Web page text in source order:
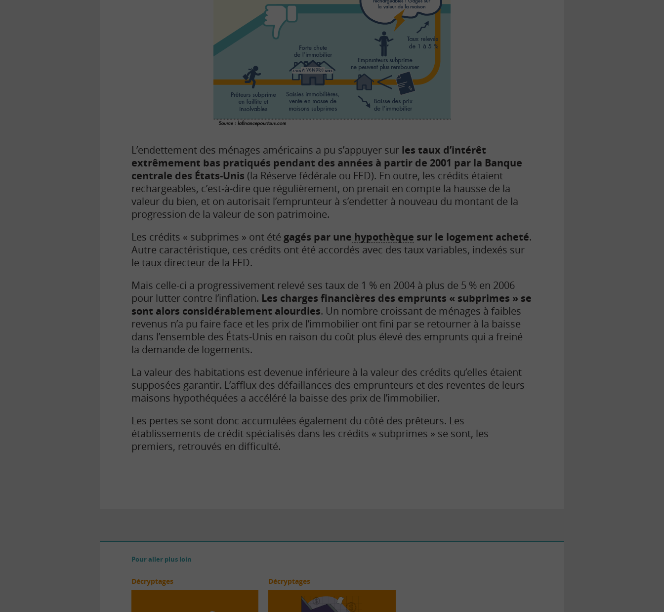
L’endettement des ménages américains a pu s’appuyer sur les taux d’intérêt
extrêmement bas pratiqués pendant des années à partir de 2001 par la Banque
centrale des États-Unis (la Réserve fédérale ou FED). En outre, les crédits étaient
rechargeables, c’est-à-dire que régulièrement, on prenait en compte la hausse de la
valeur du bien, et on autorisait l’emprunteur à s’endetter à nouveau du montant de la
progression de la valeur de son patrimoine.
Les crédits « subprimes » ont été gagés par une hypothèque sur le logement acheté.
Autre caractéristique, ces crédits ont été accordés avec des taux variables, indexés sur
le taux directeur de la FED.
Mais celle-ci a progressivement relevé ses taux de 1 % en 2004 à plus de 5 % en 2006
pour lutter contre l’inflation. Les charges financières des emprunts « subprimes » se
sont alors considérablement alourdies. Un nombre croissant de ménages à faibles
revenus n’a pu faire face et les prix de l’immobilier ont fini par se retourner à la baisse
dans l’ensemble des États-Unis en raison du coût plus élevé des emprunts qui a freiné
la demande de logements.
La valeur des habitations est devenue inférieure à la valeur des crédits qu’elles étaient
supposées garantir. L’afflux des défaillances des emprunteurs et des reventes de leurs
maisons hypothéquées a accéléré la baisse des prix de l’immobilier.
Les pertes se sont donc accumulées également du côté des prêteurs. Les
établissements de crédit spécialisés dans les crédits « subprimes » se sont, les
premiers, retrouvés en difficulté.
Pour aller plus loin
Décryptages Décryptages